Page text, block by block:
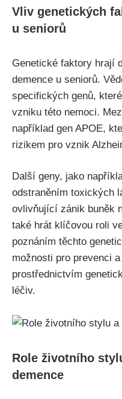
Vliv genetických
u seniorů
Genetické faktory hrají
demence u seniorů.
specifických genů,
vzniku této nemoci.
například gen APOE,
rizikem pro vznik
Další geny, jako
odstraněním toxických
ovlivňující zánik buněk
také hrát klíčovou roli
poznáním těchto
možnosti pro prevenci
prostřednictvím
léčiv.
Role životního
demence